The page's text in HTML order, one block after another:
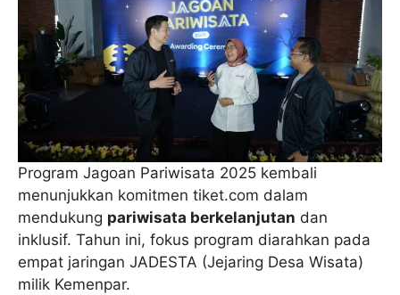
Program Jagoan Pariwisata 2025 kembali
menunjukkan komitmen tiket.com dalam
mendukung pariwisata berkelanjutan dan
inklusif. Tahun ini, fokus program diarahkan pada
empat jaringan JADESTA (Jejaring Desa Wisata)
milik Kemenpar.